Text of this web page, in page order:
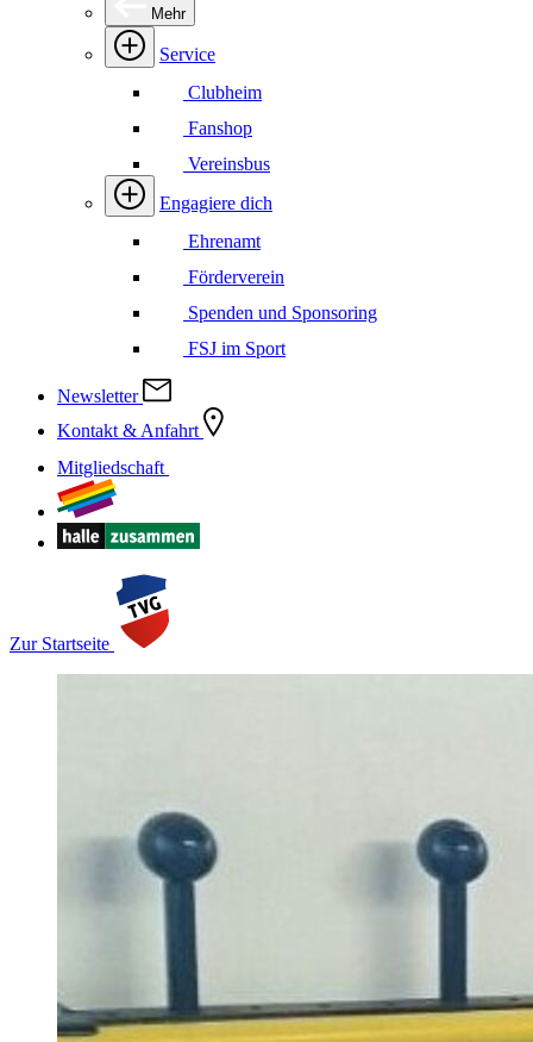
Mehr
Service
Clubheim
Fanshop
Vereinsbus
Engagiere dich
Ehrenamt
Förderverein
Spenden und Sponsoring
FSJ im Sport
Newsletter
Kontakt & Anfahrt
Mitgliedschaft
Zur Startseite